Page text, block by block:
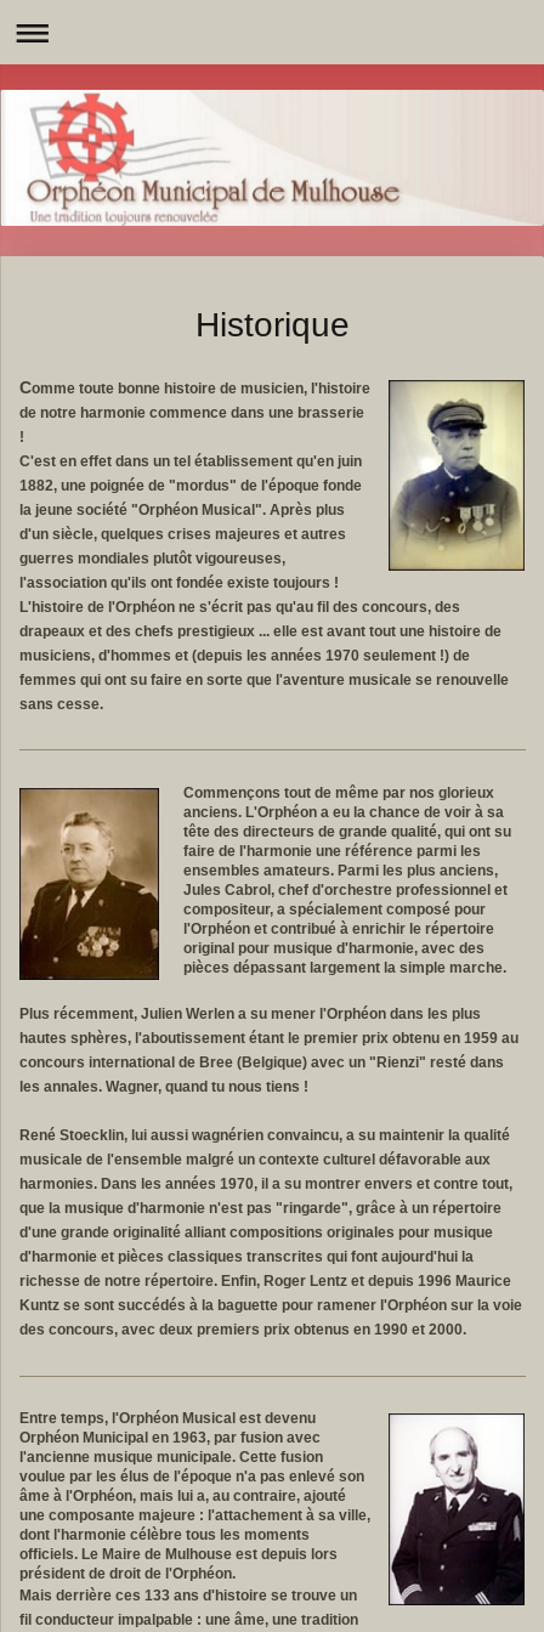
Historique
Comme toute bonne histoire de musicien, l'histoire
de notre harmonie commence dans une brasserie
!
C'est en effet dans un tel établissement qu'en juin
1882, une poignée de "mordus" de l'époque fonde
la jeune société "Orphéon Musical". Après plus
d'un siècle, quelques crises majeures et autres
guerres mondiales plutôt vigoureuses,
l'association qu'ils ont fondée existe toujours !
L'histoire de l'Orphéon ne s'écrit pas qu'au fil des concours, des
drapeaux et des chefs prestigieux ... elle est avant tout une histoire de
musiciens, d'hommes et (depuis les années 1970 seulement !) de
femmes qui ont su faire en sorte que l'aventure musicale se renouvelle
sans cesse.
Commençons tout de même par nos glorieux
anciens. L'Orphéon a eu la chance de voir à sa
tête des directeurs de grande qualité, qui ont su
faire de l'harmonie une référence parmi les
ensembles amateurs. Parmi les plus anciens,
Jules Cabrol, chef d'orchestre professionnel et
compositeur, a spécialement composé pour
l'Orphéon et contribué à enrichir le répertoire
original pour musique d'harmonie, avec des
pièces dépassant largement la simple marche.
Plus récemment, Julien Werlen a su mener l'Orphéon dans les plus
hautes sphères, l'aboutissement étant le premier prix obtenu en 1959 au
concours international de Bree (Belgique) avec un "Rienzi" resté dans
les annales. Wagner, quand tu nous tiens !
René Stoecklin, lui aussi wagnérien convaincu, a su maintenir la qualité
musicale de l'ensemble malgré un contexte culturel défavorable aux
harmonies. Dans les années 1970, il a su montrer envers et contre tout,
que la musique d'harmonie n'est pas "ringarde", grâce à un répertoire
d'une grande originalité alliant compositions originales pour musique
d'harmonie et pièces classiques transcrites qui font aujourd'hui la
richesse de notre répertoire. Enfin, Roger Lentz et depuis 1996 Maurice
Kuntz se sont succédés à la baguette pour ramener l'Orphéon sur la voie
des concours, avec deux premiers prix obtenus en 1990 et 2000.
Entre temps, l'Orphéon Musical est devenu
Orphéon Municipal en 1963, par fusion avec
l'ancienne musique municipale. Cette fusion
voulue par les élus de l'époque n'a pas enlevé son
âme à l'Orphéon, mais lui a, au contraire, ajouté
une composante majeure : l'attachement à sa ville,
dont l'harmonie célèbre tous les moments
officiels. Le Maire de Mulhouse est depuis lors
président de droit de l'Orphéon.
Mais derrière ces 133 ans d'histoire se trouve un
fil conducteur impalpable : une âme, une tradition